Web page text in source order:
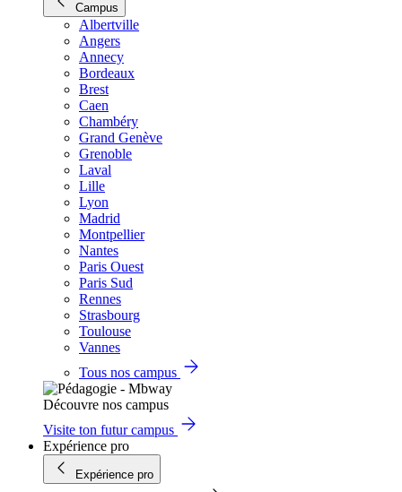
Campus
Albertville
Angers
Annecy
Bordeaux
Brest
Caen
Chambéry
Grand Genève
Grenoble
Laval
Lille
Lyon
Madrid
Montpellier
Nantes
Paris Ouest
Paris Sud
Rennes
Strasbourg
Toulouse
Vannes
Tous nos campus
Découvre nos campus
Visite ton futur campus
Expérience pro
Expérience pro